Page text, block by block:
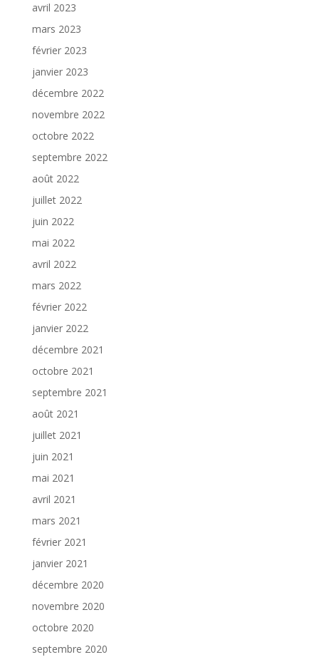
avril 2023
mars 2023
février 2023
janvier 2023
décembre 2022
novembre 2022
octobre 2022
septembre 2022
août 2022
juillet 2022
juin 2022
mai 2022
avril 2022
mars 2022
février 2022
janvier 2022
décembre 2021
octobre 2021
septembre 2021
août 2021
juillet 2021
juin 2021
mai 2021
avril 2021
mars 2021
février 2021
janvier 2021
décembre 2020
novembre 2020
octobre 2020
septembre 2020